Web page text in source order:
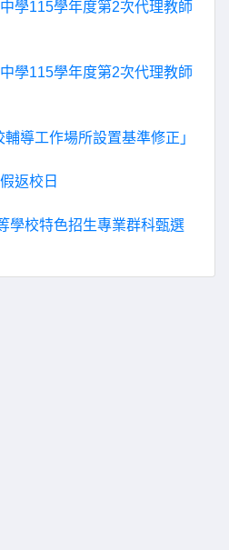
學115學年度第2次代理教師
學115學年度第2次代理教師
導工作場所設置基準修正」
返校日
學校特色招生專業群科甄選